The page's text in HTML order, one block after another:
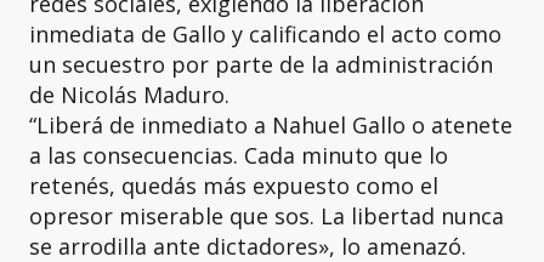
inmediata de Gallo y calificando el acto como
un secuestro por parte de la administración
de Nicolás Maduro.
“Liberá de inmediato a Nahuel Gallo o atenete
a las consecuencias. Cada minuto que lo
retenés, quedás más expuesto como el
opresor miserable que sos. La libertad nunca
se arrodilla ante dictadores», lo amenazó.